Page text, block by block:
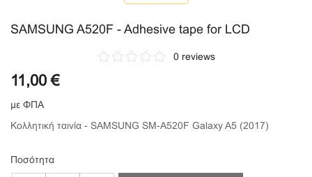
SAMSUNG A520F - Adhesive tape for LCD
0 reviews
11,00 €
με ΦΠΑ
Κολλητική ταινία - SAMSUNG SM-A520F Galaxy A5 (2017)
Ποσότητα